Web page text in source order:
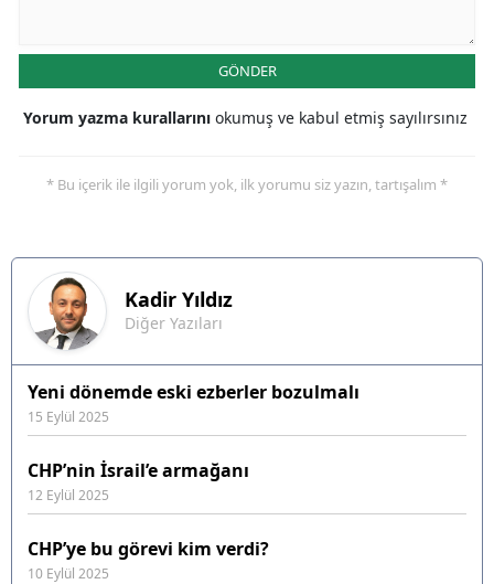
GÖNDER
Yorum yazma kurallarını okumuş ve kabul etmiş sayılırsınız
* Bu içerik ile ilgili yorum yok, ilk yorumu siz yazın, tartışalım *
Kadir Yıldız
Diğer Yazıları
Yeni dönemde eski ezberler bozulmalı
15 Eylül 2025
CHP’nin İsrail’e armağanı
12 Eylül 2025
CHP’ye bu görevi kim verdi?
10 Eylül 2025